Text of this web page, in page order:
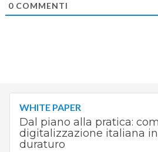
0COMMENTI
WHITE PAPER
Dal piano alla pratica:
digitalizzazione italiana
duraturo